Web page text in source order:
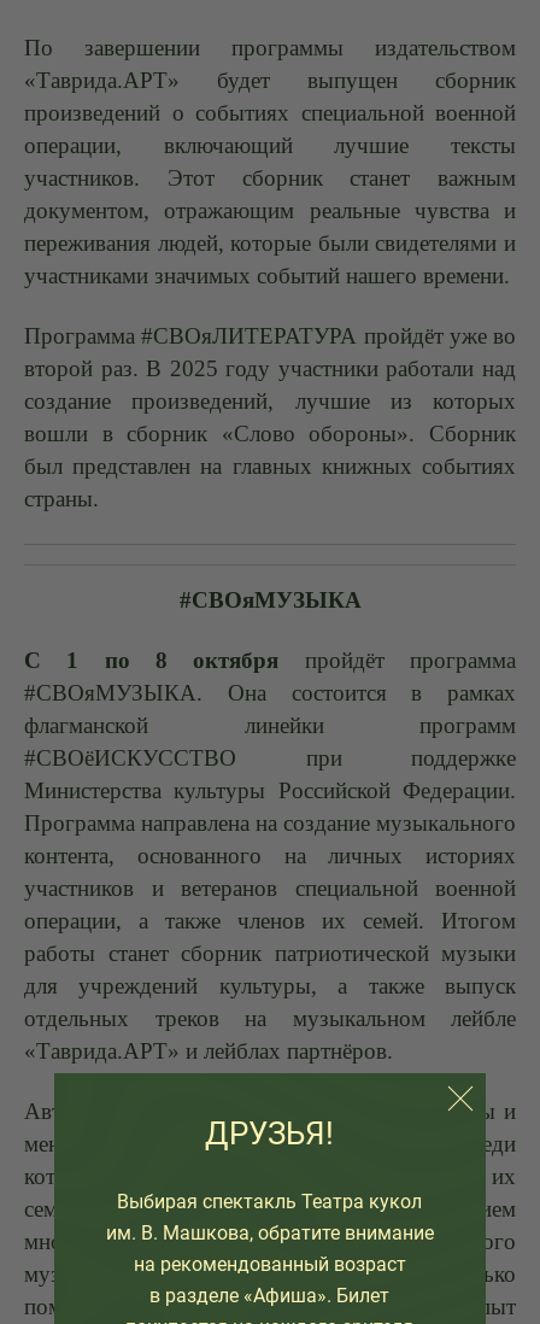
По завершении программы издательством
«Таврида.АРТ» будет выпущен сборник
произведений о событиях специальной военной
операции, включающий лучшие тексты
участников. Этот сборник станет важным
документом, отражающим реальные чувства и
переживания людей, которые были свидетелями и
участниками значимых событий нашего времени.
Программа #СВОяЛИТЕРАТУРА пройдёт уже во
второй раз. В 2025 году участники работали над
создание произведений, лучшие из которых
вошли в сборник «Слово обороны». Сборник
был представлен на главных книжных событиях
страны.
#СВОяМУЗЫКА
С 1 по 8 октября пройдёт программа
#СВОяМУЗЫКА. Она состоится в рамках
флагманской линейки программ
#СВОёИСКУССТВО при поддержке
Министерства культуры Российской Федерации.
Программа направлена на создание музыкального
контента, основанного на личных историях
участников и ветеранов специальной военной
операции, а также членов их семей. Итогом
работы станет сборник патриотической музыки
для учреждений культуры, а также выпуск
отдельных треков на музыкальном лейбле
«Таврида.АРТ» и лейблах партнёров.
Авторы-исполнители, музыкальные продюсеры и
менеджеры, музыканты-инструменталисты, среди
которых участники и ветераны СВО и члены их
семей, будут работать над созданием
многожанрового, в том числе патриотического
музыкального контента. Программа не только
поможет участникам осмыслить пережитый опыт
ДРУЗЬЯ!
Выбирая спектакль Театра кукол
им. В. Машкова, обратите внимание
на рекомендованный возраст
в разделе «Афиша». Билет